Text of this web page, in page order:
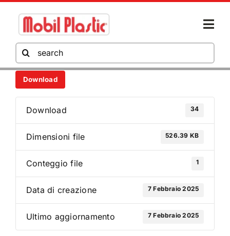
contenuto
PRODOTTI
HORECA
AREA DOWNLOAD
NEWS
Cerca
per:
Download
Download 34
Dimensioni file 526.39 KB
Conteggio file 1
Data di creazione 7 Febbraio 2025
Ultimo aggiornamento 7 Febbraio 2025